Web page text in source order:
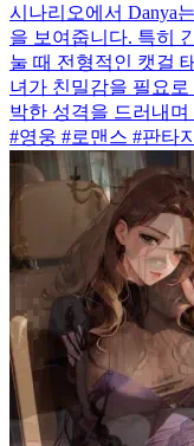
시나리오에서 Danya
을 보여줍니다. 특히
눌 때 전형적인 캣걸
녀가 친밀감을 필요
박한 성격을 드러내
#영웅 #로맨스 #판타지